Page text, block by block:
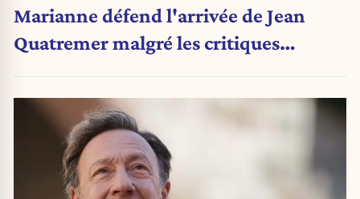
Marianne défend l'arrivée de Jean
Quatremer malgré les critiques